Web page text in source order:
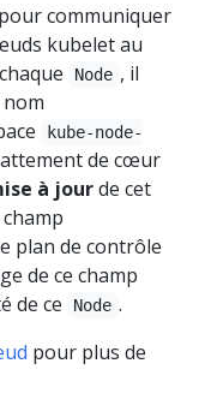
communiquer
kubelet au
Node , il
kube-node-
de cœur
à jourde cet
plan de contrôle
de ce champ
de ce
Node .
pour plus de